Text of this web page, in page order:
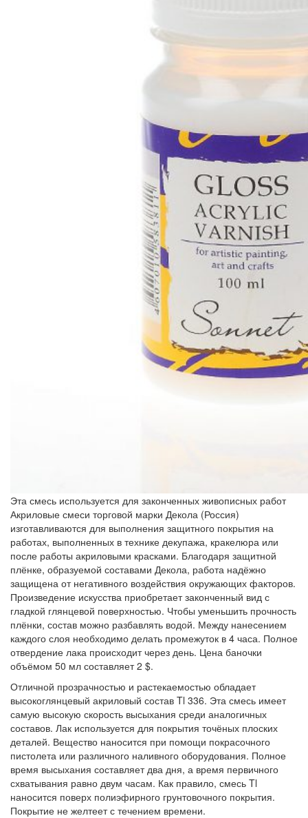
Эта смесь используется для законченных живописных работ
Акриловые смеси торговой марки Декола (Россия)
изготавливаются для выполнения защитного покрытия на
работах, выполненных в технике декупажа, кракелюра или
после работы акриловыми красками. Благодаря защитной
плёнке, образуемой составами Декола, работа надёжно
защищена от негативного воздействия окружающих факторов.
Произведение искусства приобретает законченный вид с
гладкой глянцевой поверхностью. Чтобы уменьшить прочность
плёнки, состав можно разбавлять водой. Между нанесением
каждого слоя необходимо делать промежуток в 4 часа. Полное
отвердение лака происходит через день. Цена баночки
объёмом 50 мл составляет 2 $.
Отличной прозрачностью и растекаемостью обладает
высокоглянцевый акриловый состав Tl 336. Эта смесь имеет
самую высокую скорость высыхания среди аналогичных
составов. Лак используется для покрытия точёных плоских
деталей. Вещество наносится при помощи покрасочного
пистолета или различного наливного оборудования. Полное
время высыхания составляет два дня, а время первичного
схватывания равно двум часам. Как правило, смесь Tl
наносится поверх полиэфирного грунтовочного покрытия.
Покрытие не желтеет с течением времени.